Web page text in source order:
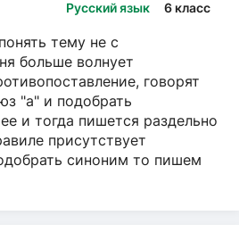
Русский язык 6 класс
тему не с
больше волнует
говорят
"а" и подобрать
и тогда пишется раздельно
присутствует
синоним то пишем